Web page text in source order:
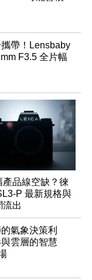
帶！Lensbaby
F3.5 全片幅
產品線空缺？徠
P 最新規格與
流出
氣象決策利
雲層的智慧